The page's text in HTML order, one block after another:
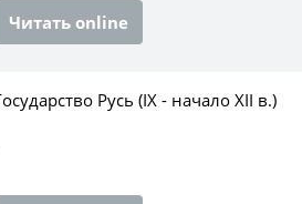
Читать online
Русь (IX - начало XII в.)